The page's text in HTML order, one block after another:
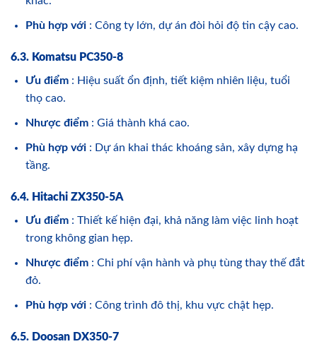
Phù hợp với : Công ty lớn, dự án đòi hỏi độ tin cậy cao.
6.3. Komatsu PC350-8
Ưu điểm : Hiệu suất ổn định, tiết kiệm nhiên liệu, tuổi
thọ cao.
Nhược điểm : Giá thành khá cao.
Phù hợp với : Dự án khai thác khoáng sản, xây dựng hạ
tầng.
6.4. Hitachi ZX350-5A
Ưu điểm : Thiết kế hiện đại, khả năng làm việc linh hoạt
trong không gian hẹp.
Nhược điểm : Chi phí vận hành và phụ tùng thay thế đắt
đỏ.
Phù hợp với : Công trình đô thị, khu vực chật hẹp.
6.5. Doosan DX350-7